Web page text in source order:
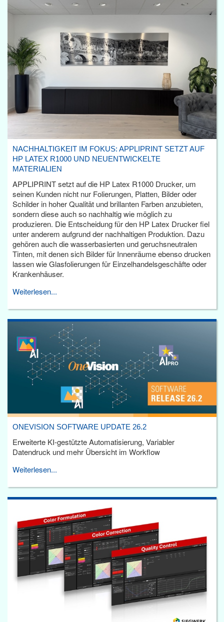
NACHHALTIGKEIT IM FOKUS: APPLIPRINT SETZT AUF
HP LATEX R1000 UND NEUENTWICKELTE
MATERIALIEN
APPLIPRINT setzt auf die HP Latex R1000 Drucker, um
seinen Kunden nicht nur Folierungen, Platten, Bilder oder
Schilder in hoher Qualität und brillanten Farben anzubieten,
sondern diese auch so nachhaltig wie möglich zu
produzieren. Die Entscheidung für den HP Latex Drucker fiel
unter anderem aufgrund der nachhaltigen Produktion. Dazu
gehören auch die wasserbasierten und geruchsneutralen
Tinten, mit denen sich Bilder für Innenräume ebenso drucken
lassen wie Glasfolierungen für Einzelhandelsgeschäfte oder
Krankenhäuser.
Weiterlesen...
ONEVISION SOFTWARE UPDATE 26.2
Erweiterte KI-gestützte Automatisierung, Variabler
Datendruck und mehr Übersicht im Workflow
Weiterlesen...